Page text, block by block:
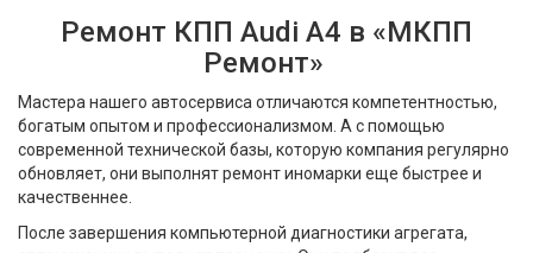
Ремонт КПП Audi A4 в «МКПП
Ремонт»
Мастера нашего автосервиса отличаются компетентностью,
богатым опытом и профессионализмом. А с помощью
современной технической базы, которую компания регулярно
обновляет, они выполнят ремонт иномарки еще быстрее и
качественнее.
После завершения компьютерной диагностики агрегата,